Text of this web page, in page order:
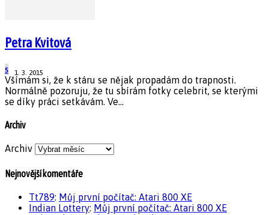
Petra Kvitová
1. 3. 2015
5
Všímám si, že k stáru se nějak propadám do trapnosti.
Normálně pozoruju, že tu sbírám fotky celebrit, se kterými
se díky práci setkávám. Ve...
Archiv
Archiv
Nejnovější komentáře
Tt789: Můj první počítač: Atari 800 XE
Indian Lottery: Můj první počítač: Atari 800 XE